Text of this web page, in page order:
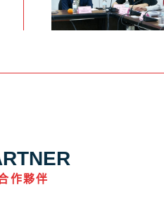
作夥伴